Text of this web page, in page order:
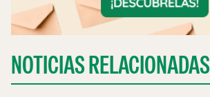
NOTICIAS RELACIONADAS